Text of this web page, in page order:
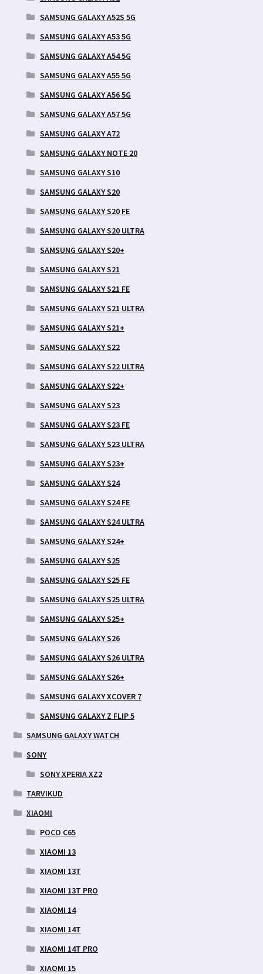
SAMSUNG GALAXY A52S 5G
SAMSUNG GALAXY A53 5G
SAMSUNG GALAXY A54 5G
SAMSUNG GALAXY A55 5G
SAMSUNG GALAXY A56 5G
SAMSUNG GALAXY A57 5G
SAMSUNG GALAXY A72
SAMSUNG GALAXY NOTE 20
SAMSUNG GALAXY S10
SAMSUNG GALAXY S20
SAMSUNG GALAXY S20 FE
SAMSUNG GALAXY S20 ULTRA
SAMSUNG GALAXY S20+
SAMSUNG GALAXY S21
SAMSUNG GALAXY S21 FE
SAMSUNG GALAXY S21 ULTRA
SAMSUNG GALAXY S21+
SAMSUNG GALAXY S22
SAMSUNG GALAXY S22 ULTRA
SAMSUNG GALAXY S22+
SAMSUNG GALAXY S23
SAMSUNG GALAXY S23 FE
SAMSUNG GALAXY S23 ULTRA
SAMSUNG GALAXY S23+
SAMSUNG GALAXY S24
SAMSUNG GALAXY S24 FE
SAMSUNG GALAXY S24 ULTRA
SAMSUNG GALAXY S24+
SAMSUNG GALAXY S25
SAMSUNG GALAXY S25 FE
SAMSUNG GALAXY S25 ULTRA
SAMSUNG GALAXY S25+
SAMSUNG GALAXY S26
SAMSUNG GALAXY S26 ULTRA
SAMSUNG GALAXY S26+
SAMSUNG GALAXY XCOVER 7
SAMSUNG GALAXY Z FLIP 5
SAMSUNG GALAXY WATCH
SONY
SONY XPERIA XZ2
TARVIKUD
XIAOMI
POCO C65
XIAOMI 13
XIAOMI 13T
XIAOMI 13T PRO
XIAOMI 14
XIAOMI 14T
XIAOMI 14T PRO
XIAOMI 15